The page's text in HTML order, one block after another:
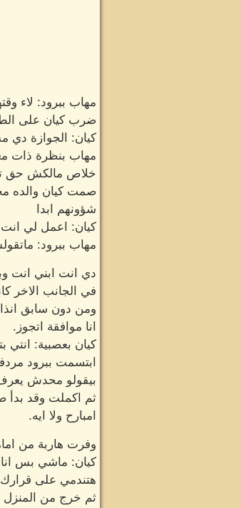
مهاب ببرود: لاء وقتها مش صغيرة
ضرب كيان على
كيان: الجوازة دي
مهاب بنظرة ذات
خلاص مالكش حق
صمت كيان والده
شؤونهم ابدا
كيان: اعمل لي انت
مهاب ببرود:
دي انت ابني انت
في الجانب الاخر
ومن دون سابق
انا موافقة اتجوز.
كيان بعصبية: انتي
ابتسمت ببرود
بيقولو محدش
ثم اكملت وقد بدأ
امبارح ولا ايه.
وفرت هاربة من
كيان: ماشي بس
هتندمي على
ثم خرج من المنزل